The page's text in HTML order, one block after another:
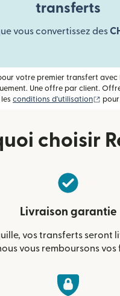
transferts
vous convertissez des
votre premier transfert avec
Une offre par client.
conditions d'utilisation pour
choisir
Livraison garantie
vos transferts seront
vous remboursons vos